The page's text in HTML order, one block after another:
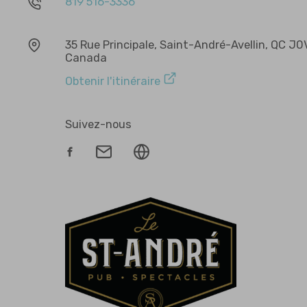
35 Rue Principale, Saint-André-Avellin, QC
Canada
Obtenir l'itinéraire
Suivez-nous